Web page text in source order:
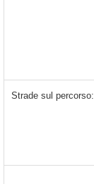
Strade sul percorso: